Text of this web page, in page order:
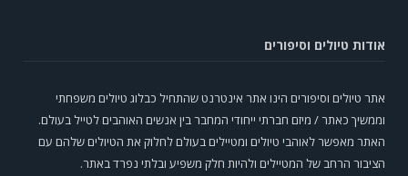
אודות טיולים וסיפורים
אתר טיולים וסיפורים הינו אתר אינטרנט שהתחיל כבלוג טיולים משפחתי
וממשיך כאתר / מיזם חברתי ייחודי המחבר בין אנשים האוהבים לטייל בעולם.
האתר מאפשר לאוהבי טיולים ומטיילים בעולם לחלוק את הטיולים שלהם עם
הציבור הרחב של המטיילים ולהיות חלק משפיע ובלתי נפרד באתר.